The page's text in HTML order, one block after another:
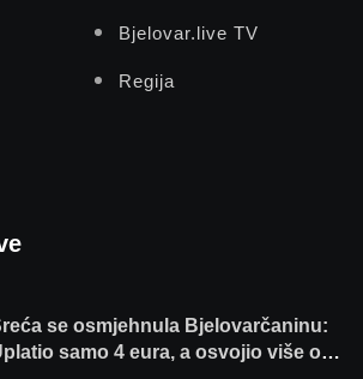
Bjelovar.live TV
Regija
se osmjehnula Bjelovarčaninu:
samo 4 eura, a osvojio više od